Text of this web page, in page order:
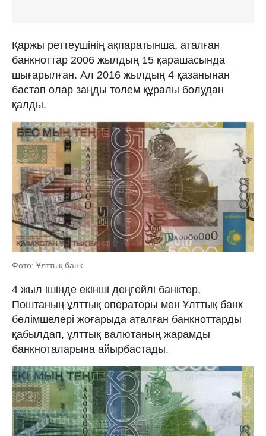
Қаржы реттеушінің ақпаратынша, аталған
банкноттар 2006 жылдың 15 қарашасында
шығарылған. Ал 2016 жылдың 4 қазанынан
бастап олар заңды төлем құралы болудан
қалды.
Фото: Ұлттық банк
4 жыл ішінде екінші деңгейлі банктер,
Поштаның ұлттық операторы мен Ұлттық банк
бөлімшелері жоғарыда аталған банкноттарды
қабылдап, ұлттық валютаның жарамды
банкноталарына айырбастады.